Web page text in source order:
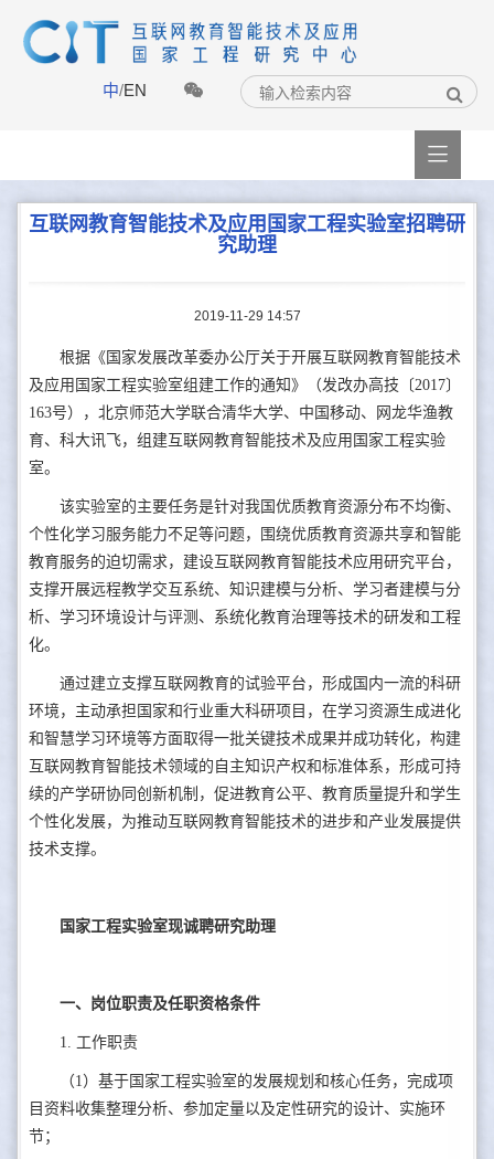
中/EN

互联网教育智能技术及应用国家工程实验室招聘研
究助理
2019-11-29 14:57
根据《国家发展改革委办公厅关于开展互联网教育智能技术
及应用国家工程实验室组建工作的通知》（发改办高技〔2017〕
163号），北京师范大学联合清华大学、中国移动、网龙华渔教
育、科大讯飞，组建互联网教育智能技术及应用国家工程实验
室。
该实验室的主要任务是针对我国优质教育资源分布不均衡、
个性化学习服务能力不足等问题，围绕优质教育资源共享和智能
教育服务的迫切需求，建设互联网教育智能技术应用研究平台，
支撑开展远程教学交互系统、知识建模与分析、学习者建模与分
析、学习环境设计与评测、系统化教育治理等技术的研发和工程
化。
通过建立支撑互联网教育的试验平台，形成国内一流的科研
环境，主动承担国家和行业重大科研项目，在学习资源生成进化
和智慧学习环境等方面取得一批关键技术成果并成功转化，构建
互联网教育智能技术领域的自主知识产权和标准体系，形成可持
续的产学研协同创新机制，促进教育公平、教育质量提升和学生
个性化发展，为推动互联网教育智能技术的进步和产业发展提供
技术支撑。
国家工程实验室现诚聘研究助理
一、岗位职责及任职资格条件
1. 工作职责
（1）基于国家工程实验室的发展规划和核心任务，完成项
目资料收集整理分析、参加定量以及定性研究的设计、实施环
节；